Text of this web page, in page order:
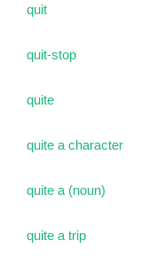
quit
quit-stop
quite
quite a character
quite a (noun)
quite a trip